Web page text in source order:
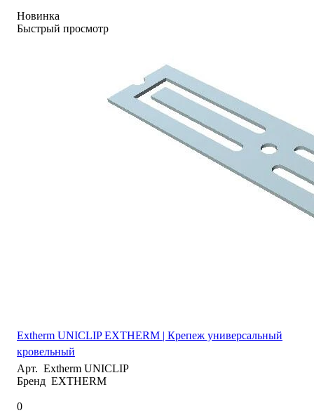
Новинка
Быстрый просмотр
Extherm UNICLIP EXTHERM | Крепеж универсальный
кровельный
Арт. Extherm UNICLIP
Бренд EXTHERM
0